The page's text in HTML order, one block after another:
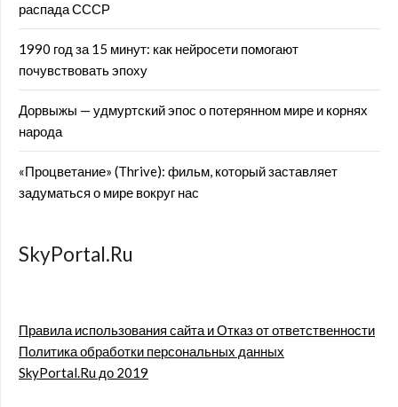
распада СССР
1990 год за 15 минут: как нейросети помогают
почувствовать эпоху
Дорвыжы — удмуртский эпос о потерянном мире и корнях
народа
«Процветание» (Thrive): фильм, который заставляет
задуматься о мире вокруг нас
SkyPortal.Ru
Правила использования сайта и Отказ от ответственности
Политика обработки персональных данных
SkyPortal.Ru до 2019